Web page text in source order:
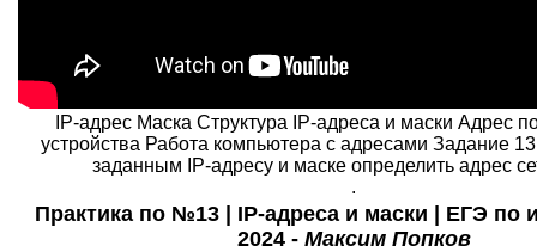
IP-адрес Маска Структура IP-адреса и маски Адрес
устройства Работа компьютера с адресами Задание
заданным IP-адресу и маске определить адрес
.
Практика по №13 | IP-адреса и маски | ЕГЭ по
2024 - Максим Попков